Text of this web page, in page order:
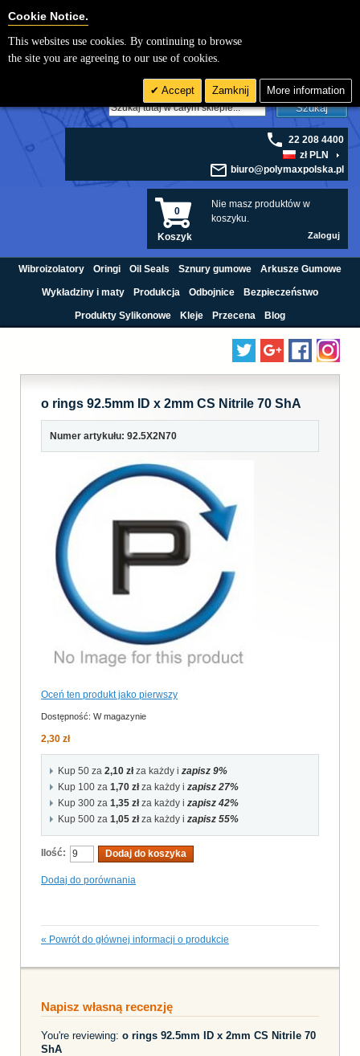
Szukaj
22 208 4400
zł PLN
biuro@polymaxpolska.pl
Nie masz produktów w
koszyku.
0
Koszyk Zaloguj
Wibroizolatory Oringi Oil Seals Sznury gumowe Arkusze Gumowe
Wykładziny i maty Produkcja Odbojnice Bezpieczeństwo
Produkty Sylikonowe Kleje Przecena Blog
o rings 92.5mm ID x 2mm CS Nitrile 70 ShA
Numer artykułu: 92.5X2N70
Oceń ten produkt jako pierwszy
Dostępność: W magazynie
2,30 zł
Kup 50 za 2,10 złza każdy i zapisz 9%
Kup 100 za 1,70 złza każdy i zapisz 27%
Kup 300 za 1,35 złza każdy i zapisz 42%
Kup 500 za 1,05 złza każdy i zapisz 55%
Ilość: Dodaj do koszyka
Dodaj do porównania
« Powrót do głównej informacji o produkcie
Napisz własną recenzję
You're reviewing: o rings 92.5mm ID x 2mm CS Nitrile 70
ShA
Cookie Notice.
This websites use cookies. By continuing to browse
the site you are agreeing to our use of cookies.
Accept Zamknij More information
Cookie Settings